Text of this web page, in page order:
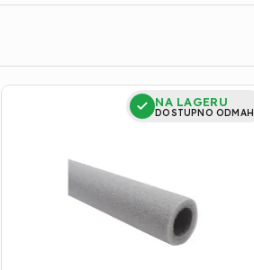
IZOLACIJA
NA LAGERU
DOSTUPNO ODMAH